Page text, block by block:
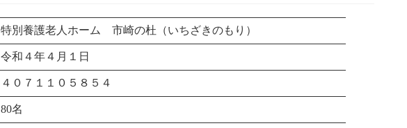
特別養護老人ホーム 市崎の杜（いちざきのもり）
令和４年４月１日
４０７１１０５８５４
80名